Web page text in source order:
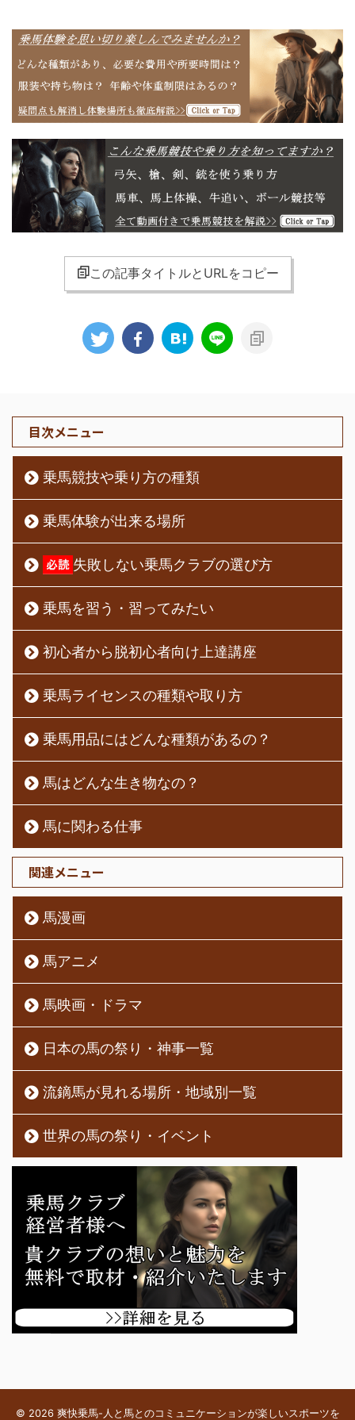
この記事タイトルとURLをコピー
目次メニュー
乗馬競技や乗り方の種類
乗馬体験が出来る場所
失敗しない乗馬クラブの選び方
乗馬を習う・習ってみたい
初心者から脱初心者向け上達講座
乗馬ライセンスの種類や取り方
乗馬用品にはどんな種類があるの？
馬はどんな生き物なの？
馬に関わる仕事
関連メニュー
馬漫画
馬アニメ
馬映画・ドラマ
日本の馬の祭り・神事一覧
流鏑馬が見れる場所・地域別一覧
世界の馬の祭り・イベント
© 2026 爽快乗馬-人と馬とのコミュニケーションが楽しいスポーツを